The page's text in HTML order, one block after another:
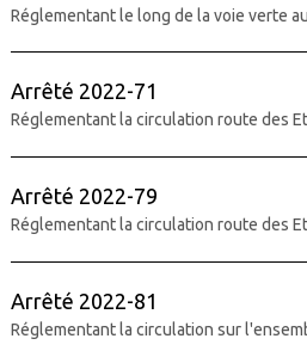
Réglementant le long de la voie verte
Arrêté 2022-71
Réglementant la circulation route des
Arrêté 2022-79
Réglementant la circulation route des
Arrêté 2022-81
Réglementant la circulation sur